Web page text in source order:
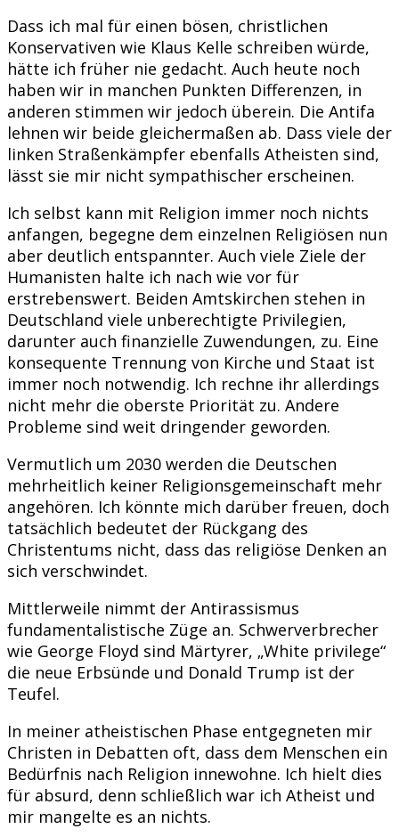
Dass ich mal für einen bösen, christlichen
Konservativen wie Klaus Kelle schreiben würde,
hätte ich früher nie gedacht. Auch heute noch
haben wir in manchen Punkten Differenzen, in
anderen stimmen wir jedoch überein. Die Antifa
lehnen wir beide gleichermaßen ab. Dass viele der
linken Straßenkämpfer ebenfalls Atheisten sind,
lässt sie mir nicht sympathischer erscheinen.
Ich selbst kann mit Religion immer noch nichts
anfangen, begegne dem einzelnen Religiösen nun
aber deutlich entspannter. Auch viele Ziele der
Humanisten halte ich nach wie vor für
erstrebenswert. Beiden Amtskirchen stehen in
Deutschland viele unberechtigte Privilegien,
darunter auch finanzielle Zuwendungen, zu. Eine
konsequente Trennung von Kirche und Staat ist
immer noch notwendig. Ich rechne ihr allerdings
nicht mehr die oberste Priorität zu. Andere
Probleme sind weit dringender geworden.
Vermutlich um 2030 werden die Deutschen
mehrheitlich keiner Religionsgemeinschaft mehr
angehören. Ich könnte mich darüber freuen, doch
tatsächlich bedeutet der Rückgang des
Christentums nicht, dass das religiöse Denken an
sich verschwindet.
Mittlerweile nimmt der Antirassismus
fundamentalistische Züge an. Schwerverbrecher
wie George Floyd sind Märtyrer, „White privilege“
die neue Erbsünde und Donald Trump ist der
Teufel.
In meiner atheistischen Phase entgegneten mir
Christen in Debatten oft, dass dem Menschen ein
Bedürfnis nach Religion innewohne. Ich hielt dies
für absurd, denn schließlich war ich Atheist und
mir mangelte es an nichts.